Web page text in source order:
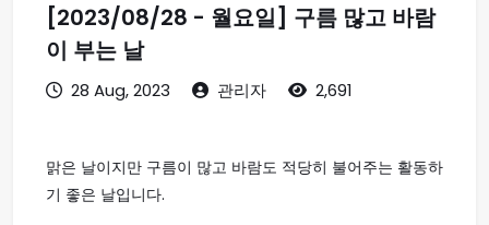
[2023/08/28 - 월요일] 구름 많고 바람
이 부는 날
28 Aug, 2023 관리자 2,691
맑은 날이지만 구름이 많고 바람도 적당히 불어주는 활동하
기 좋은 날입니다.